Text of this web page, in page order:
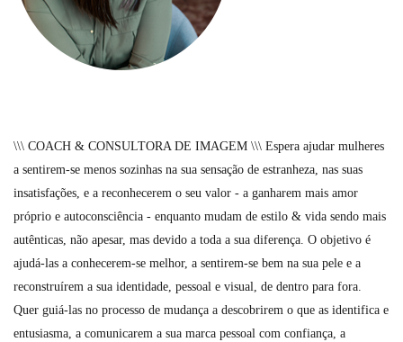
\\\ COACH & CONSULTORA DE IMAGEM \\\ Espera ajudar mulheres
a sentirem-se menos sozinhas na sua sensação de estranheza, nas suas
insatisfações, e a reconhecerem o seu valor - a ganharem mais amor
próprio e autoconsciência - enquanto mudam de estilo & vida sendo mais
autênticas, não apesar, mas devido a toda a sua diferença. O objetivo é
ajudá-las a conhecerem-se melhor, a sentirem-se bem na sua pele e a
reconstruírem a sua identidade, pessoal e visual, de dentro para fora.
Quer guiá-las no processo de mudança a descobrirem o que as identifica e
entusiasma, a comunicarem a sua marca pessoal com confiança, a